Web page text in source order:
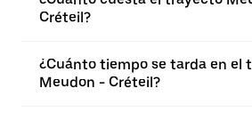
Créteil?
¿Cuánto tiempo se tarda en el
Meudon - Créteil?